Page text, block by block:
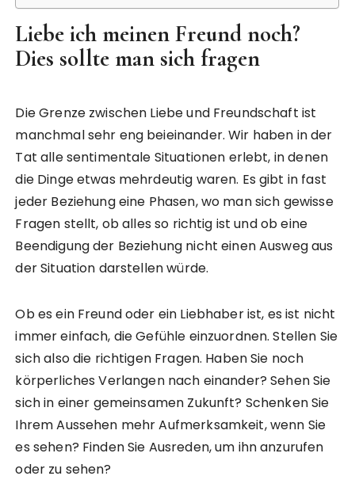
Liebe ich meinen Freund noch?
Dies sollte man sich fragen
Die Grenze zwischen Liebe und Freundschaft ist
manchmal sehr eng beieinander. Wir haben in der
Tat alle sentimentale Situationen erlebt, in denen
die Dinge etwas mehrdeutig waren. Es gibt in fast
jeder Beziehung eine Phasen, wo man sich gewisse
Fragen stellt, ob alles so richtig ist und ob eine
Beendigung der Beziehung nicht einen Ausweg aus
der Situation darstellen würde.
Ob es ein Freund oder ein Liebhaber ist, es ist nicht
immer einfach, die Gefühle einzuordnen. Stellen Sie
sich also die richtigen Fragen. Haben Sie noch
körperliches Verlangen nach einander? Sehen Sie
sich in einer gemeinsamen Zukunft? Schenken Sie
Ihrem Aussehen mehr Aufmerksamkeit, wenn Sie
es sehen? Finden Sie Ausreden, um ihn anzurufen
oder zu sehen?